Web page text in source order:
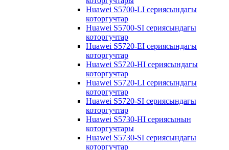
Huawei S5700-LI сериясындагы
которгучтар
Huawei S5700-SI сериясындагы
которгучтар
Huawei S5720-EI сериясындагы
которгучтар
Huawei S5720-HI сериясындагы
которгучтар
Huawei S5720-LI сериясындагы
которгучтар
Huawei S5720-SI сериясындагы
которгучтар
Huawei S5730-HI сериясынын
которгучтары
Huawei S5730-SI сериясындагы
которгучтар